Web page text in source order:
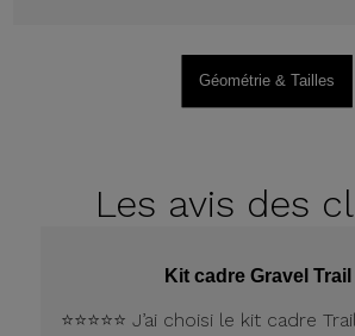
Géométrie & Tailles
Les avis des
Kit cadre Gravel Trail
⭐️⭐️⭐️⭐️⭐️ J’ai choisi le kit cadre